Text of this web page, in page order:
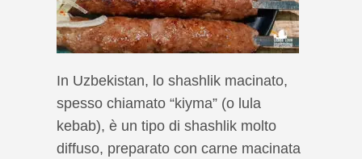
In Uzbekistan, lo shashlik macinato,
spesso chiamato “kiyma” (o lula
kebab), è un tipo di shashlik molto
diffuso, preparato con carne macinata